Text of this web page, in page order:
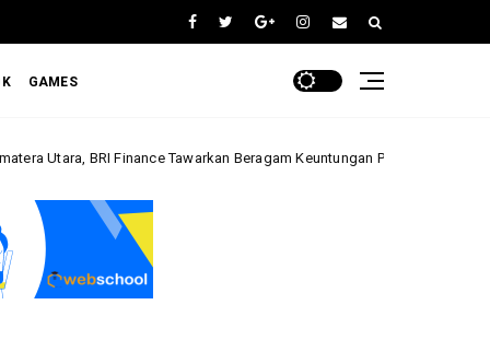
GAMES
Tawarkan Beragam Keuntungan Pembiayaan Kendaraan